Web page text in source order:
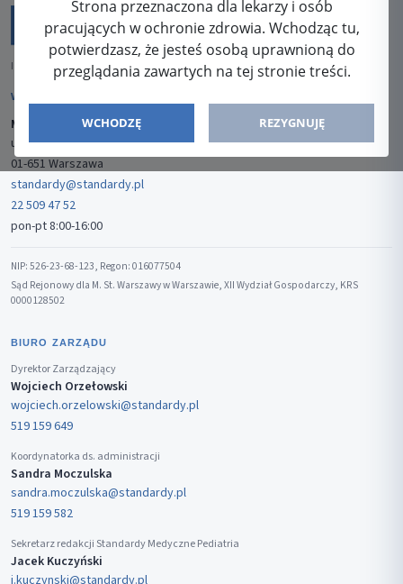
Strona przeznaczona dla lekarzy i osób
pracujących w ochronie zdrowia. Wchodząc tu,
potwierdzasz, że jesteś osobą uprawnioną do
przeglądania zawartych na tej stronie treści.
WCHODZĘ REZYGNUJĘ
ISSN: 2080-5438
WYDAWCA
Media-Press Sp. z o.o.
ul. Gwiaździsta 7B/8
01-651 Warszawa
standardy@standardy.pl
22 509 47 52
pon-pt 8:00-16:00
NIP: 526-23-68-123, Regon: 016077504
Sąd Rejonowy dla M. St. Warszawy w Warszawie, XII Wydział Gospodarczy, KRS
0000128502
BIURO ZARZĄDU
Dyrektor Zarządzający
Wojciech Orzełowski
wojciech.orzelowski@standardy.pl
519 159 649
Koordynatorka ds. administracji
Sandra Moczulska
sandra.moczulska@standardy.pl
519 159 582
Sekretarz redakcji Standardy Medyczne Pediatria
Jacek Kuczyński